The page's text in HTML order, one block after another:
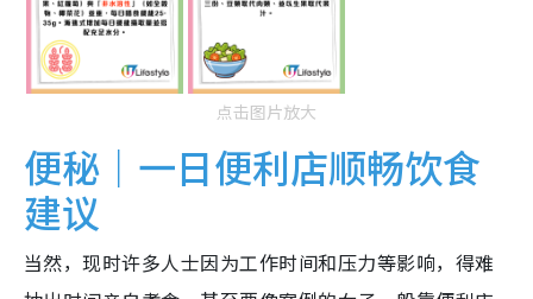
点击图片放大
便秘｜一日便利店顺畅饮食
建议
当然，现时许多人士因为工作时间和压力等影响，得难